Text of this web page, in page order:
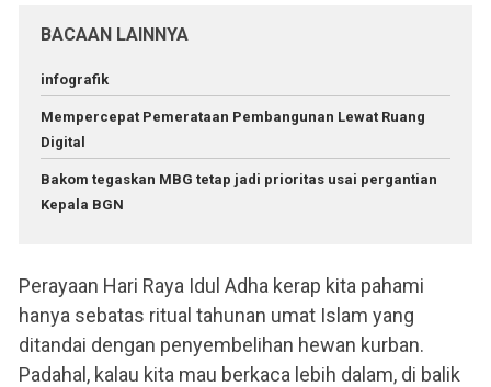
BACAAN LAINNYA
infografik
Mempercepat Pemerataan Pembangunan Lewat Ruang
Digital
Bakom tegaskan MBG tetap jadi prioritas usai pergantian
Kepala BGN
Perayaan Hari Raya Idul Adha kerap kita pahami
hanya sebatas ritual tahunan umat Islam yang
ditandai dengan penyembelihan hewan kurban.
Padahal, kalau kita mau berkaca lebih dalam, di balik